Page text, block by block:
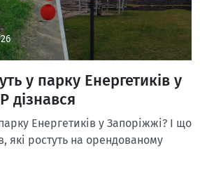
у парку Енергетиків у
дізнався
Енергетиків у Запоріжжі? І що
які ростуть на орендованому